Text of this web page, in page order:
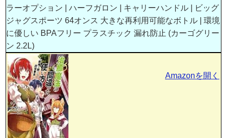
ラーオプション | ハーフガロン | キャリーハンドル | ビッグ
ジャグスポーツ 64オンス 大きな再利用可能なボトル | 環境
に優しい BPAフリー プラスチック 漏れ防止 (カーゴグリー
ン 2.2L)
Amazonを開く